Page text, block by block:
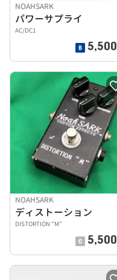
NOAHSARK
パワーサプライ
AC/DC1
5,500
NOAHSARK
ディストーション
DISTORTION "M"
5,500